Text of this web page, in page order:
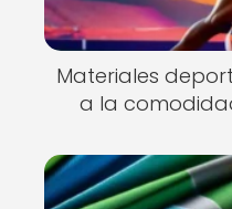
Materiales
a la